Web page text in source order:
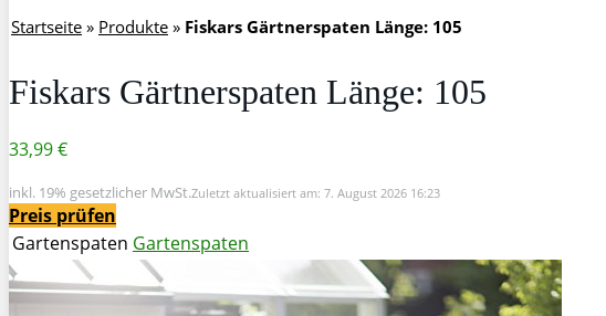
Startseite » Produkte » Fiskars Gärtnerspaten Länge: 105
Fiskars Gärtnerspaten Länge: 105
33,99 €
inkl. 19% gesetzlicher MwSt.Zuletzt aktualisiert am: 7. August 2026 16:23
Preis prüfen
Gartenspaten Gartenspaten